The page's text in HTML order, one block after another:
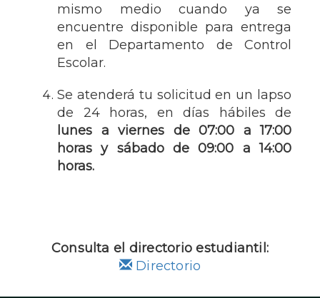
mismo medio cuando ya se
encuentre disponible para entrega
en el Departamento de Control
Escolar.
Se atenderá tu solicitud en un lapso
de 24 horas, en días hábiles de
lunes a viernes de 07:00 a 17:00
horas y sábado de 09:00 a 14:00
horas.
Consulta el directorio estudiantil:
Directorio